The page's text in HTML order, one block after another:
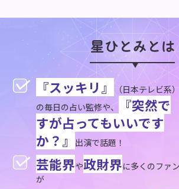
星ひとみとは
『スッキリ』 （日本テレビ系）
の毎日の占い監修や、
『突然で
すが占ってもいいです
か？』
出演で話題！
芸能界や政財界に多くのファン
が